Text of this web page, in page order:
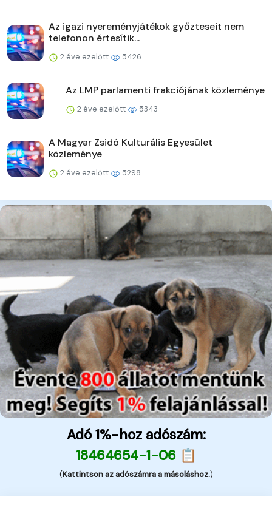
Az igazi nyereményjátékok győzteseit nem
telefonon értesítik...
2 éve ezelőtt 5426
Az LMP parlamenti frakciójának közleménye
2 éve ezelőtt 5343
A Magyar Zsidó Kulturális Egyesület
közleménye
2 éve ezelőtt 5298
Adó 1%-hoz adószám:
18464654-1-06 📋
(Kattintson az adószámra a másoláshoz.)